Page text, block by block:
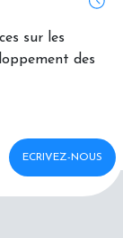
sur les
des
ECRIVEZ-NOUS